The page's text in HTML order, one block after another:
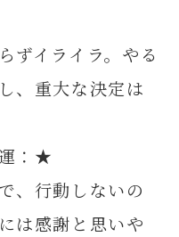
ずイライラ。やる
、重大な決定は
：★
、行動しないの
は感謝と思いや